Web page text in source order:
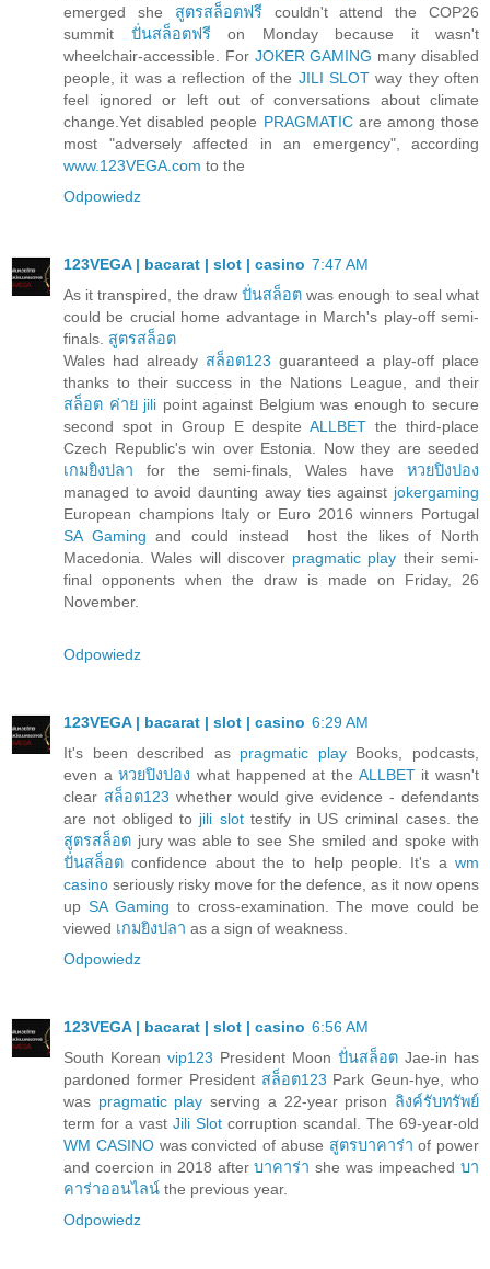
emerged she สูตรสล็อตฟรีcouldn't attend the COP26
summit ปั่นสล็อตฟรีon Monday because it wasn't
wheelchair-accessible. For JOKER GAMING many disabled
people, it was a reflection of the JILI SLOTway they often
feel ignored or left out of conversations about climate
change.Yet disabled people PRAGMATICare among those
most "adversely affected in an emergency", according
www.123VEGA.com to the
Odpowiedz
123VEGA | bacarat | slot | casino 7:47 AM
As it transpired, the draw ปั่นสล็อต was enough to seal what
could be crucial home advantage in March's play-off semi-
finals. สูตรสล็อต
Wales had already สล็อต123 guaranteed a play-off place
thanks to their success in the Nations League, and their
สล็อต ค่าย jili point against Belgium was enough to secure
second spot in Group E despiteALLBET the third-place
Czech Republic's win over Estonia. Now they are seeded
เกมยิงปลา for the semi-finals, Wales have หวยปิงปอง
managed to avoid daunting away ties against jokergaming
European champions Italy or Euro 2016 winners Portugal
SA Gaming and could instead host the likes of North
Macedonia. Wales will discover pragmatic play their semi-
final opponents when the draw is made on Friday, 26
November.
Odpowiedz
123VEGA | bacarat | slot | casino 6:29 AM
It's been described as pragmatic playBooks, podcasts,
even aหวยปิงปอง what happened at the ALLBETit wasn't
clear สล็อต123 whether would give evidence - defendants
are not obliged to jili slottestify in US criminal cases. the
สูตรสล็อต jury was able to see She smiled and spoke with
ปั่นสล็อต confidence about the to help people. It's a wm
casino seriously risky move for the defence, as it now opens
up SA Gaming to cross-examination. The move could be
viewed เกมยิงปลา as a sign of weakness.
Odpowiedz
123VEGA | bacarat | slot | casino 6:56 AM
South Korean vip123 President Moon ปั่นสล็อต Jae-in has
pardoned former President สล็อต123 Park Geun-hye, who
was pragmatic play serving a 22-year prison ลิงค์รับทรัพย์
term for a vast Jili Slot corruption scandal. The 69-year-old
WM CASINOwas convicted of abuse สูตรบาคาร่า of power
and coercion in 2018 afterบาคาร่า she was impeachedบา
คาร่าออนไลน์ the previous year.
Odpowiedz